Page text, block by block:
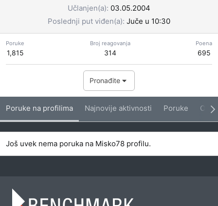
Učlanjen(a) 03.05.2004
Poslednji put viđen(a) Juče u 10:30
Poruke
1,815
Broj reagovanja
314
Poena
695
Pronađite
Poruke na profilima Najnovije aktivnosti Poruke O
Još uvek nema poruka na Misko78 profilu.